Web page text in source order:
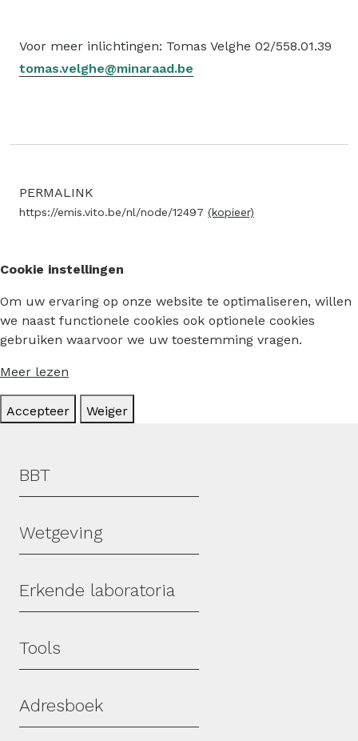
Voor meer inlichtingen: Tomas Velghe 02/558.01.39
tomas.velghe@minaraad.be
PERMALINK
https://emis.vito.be/nl/node/12497 (kopieer)
Cookie instellingen
Om uw ervaring op onze website te optimaliseren, willen
we naast functionele cookies ook optionele cookies
gebruiken waarvoor we uw toestemming vragen.
Meer lezen
Accepteer Weiger
Hoofdmenu
BBT
Wetgeving
Erkende laboratoria
Tools
Adresboek